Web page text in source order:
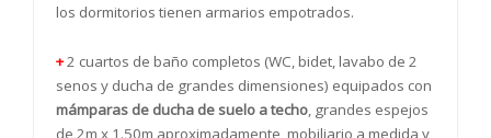
los dormitorios tienen armarios empotrados.
+2 cuartos de baño completos (WC, bidet, lavabo de 2
senos y ducha de grandes dimensiones) equipados con
mámparas de ducha de suelo a techo, grandes espejos
de 2m x 1.50m aproximadamente, mobiliario a medida y